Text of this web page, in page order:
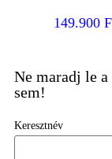
149.900
Ne maradj le
sem!
Keresztnév